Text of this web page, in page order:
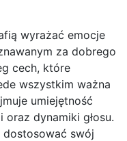
wyrażać emocje
za dobrego
cech, które
wszystkim ważna
umiejętność
dynamiki głosu.
swój